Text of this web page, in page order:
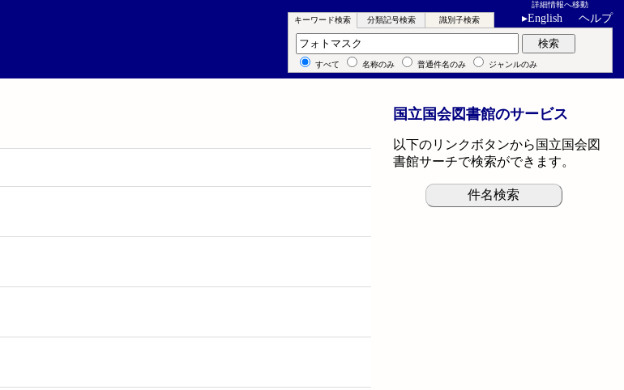
詳細情報へ移動
▸English ヘルプ
キーワード検索 分類記号検索 識別子検索
キーワード検索 検索
すべて 名称のみ 普通件名のみ ジャンルのみ
国立国会図書館のサービス
以下のリンクボタンから国立国会図
書館サーチで検索ができます。
件名検索